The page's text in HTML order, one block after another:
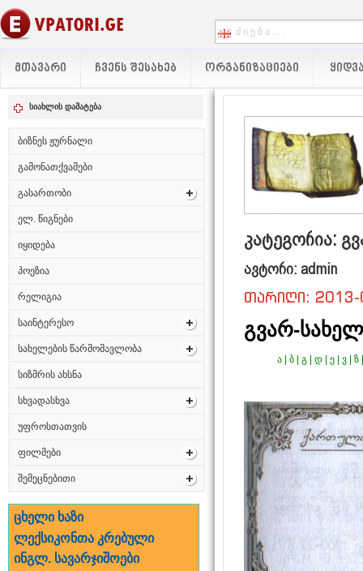
ᲛᲗᲐᲕᲐᲠᲘ ᲩᲕᲔᲜᲡ ᲨᲔᲡᲐᲮᲔᲑ ᲝᲠᲒᲐᲜᲘᲖᲐᲪᲘᲔᲑᲘ
სიახლის დამატება
ბიზნეს ჟურნალი
გამონათქვამები
გასართობი
ელ. წიგნები
იყიდება
პოეზია
რელიგია
საინტერესო
სახელების წარმომავლობა
სიზმრის ახსნა
სხვადასხვა
უფროსთათვის
ფილმები
შემეცნებითი
ცხელი ხაზი
ლექსიკონთა კრებული
ინგლ. სავარჯიშოები
კატეგორია:
ავტორი: admin
თარიღი:
გვარ-
ა | ბ | გ | დ | ე | ვ | ზ